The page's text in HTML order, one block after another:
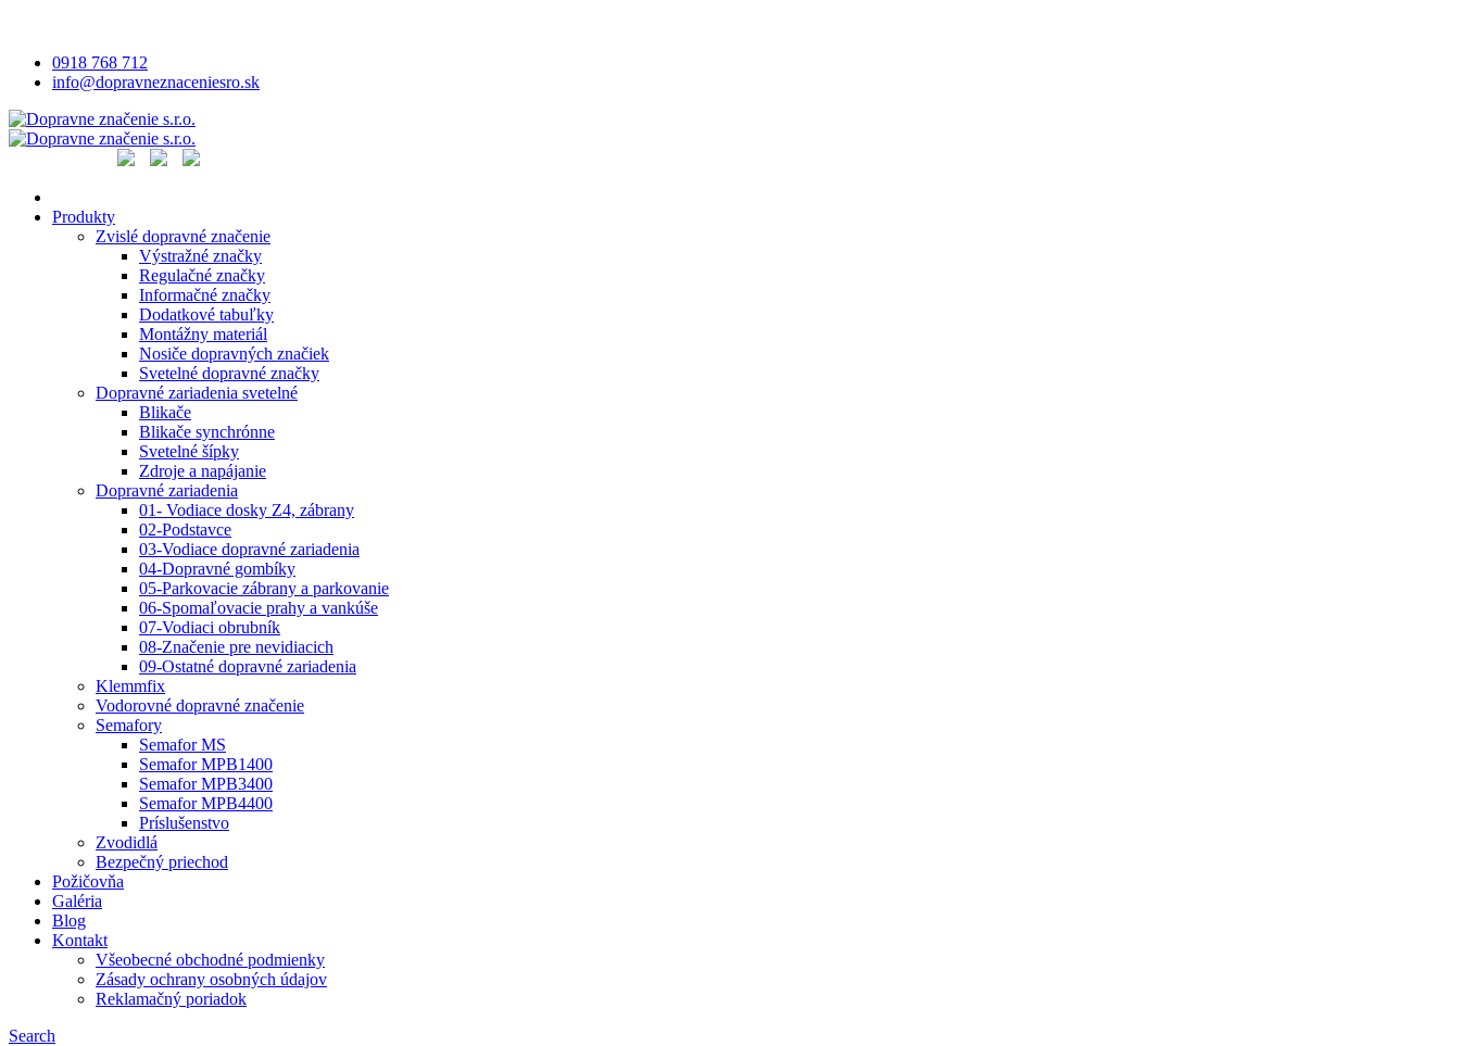
0918 768 712
info@dopravneznaceniesro.sk
Produkty
Zvislé dopravné značenie
Výstražné značky
Regulačné značky
Informačné značky
Dodatkové tabuľky
Montážny materiál
Nosiče dopravných značiek
Svetelné dopravné značky
Dopravné zariadenia svetelné
Blikače
Blikače synchrónne
Svetelné šípky
Zdroje a napájanie
Dopravné zariadenia
01- Vodiace dosky Z4, zábrany
02-Podstavce
03-Vodiace dopravné zariadenia
04-Dopravné gombíky
05-Parkovacie zábrany a parkovanie
06-Spomaľovacie prahy a vankúše
07-Vodiaci obrubník
08-Značenie pre nevidiacich
09-Ostatné dopravné zariadenia
Klemmfix
Vodorovné dopravné značenie
Semafory
Semafor MS
Semafor MPB1400
Semafor MPB3400
Semafor MPB4400
Príslušenstvo
Zvodidlá
Bezpečný priechod
Požičovňa
Galéria
Blog
Kontakt
Všeobecné obchodné podmienky
Zásady ochrany osobných údajov
Reklamačný poriadok
Search